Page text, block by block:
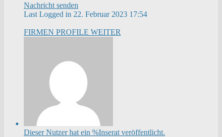
Nachricht senden
Last Logged in 22. Februar 2023 17:54
FIRMEN PROFILE WEITER
Dieser Nutzer hat ein %Inserat veröffentlicht.